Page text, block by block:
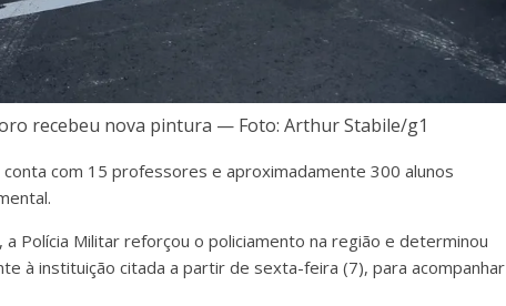
recebeu nova pintura — Foto: Arthur Stabile/g1
conta com 15 professores e aproximadamente 300 alunos
Polícia Militar reforçou o policiamento na região e determinou
à instituição citada a partir de sexta-feira (7), para acompanhar